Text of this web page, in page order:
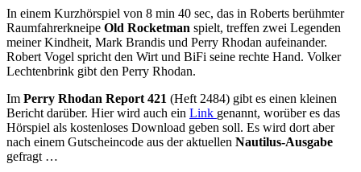
In einem Kurzhörspiel von 8 min 40 sec, das in Roberts berühmter
Raumfahrerkneipe Old Rocketman spielt, treffen zwei Legenden
meiner Kindheit, Mark Brandis und Perry Rhodan aufeinander.
Robert Vogel spricht den Wirt und BiFi seine rechte Hand. Volker
Lechtenbrink gibt den Perry Rhodan.
Im Perry Rhodan Report 421 (Heft 2484) gibt es einen kleinen
Bericht darüber. Hier wird auch ein Link genannt, worüber es das
Hörspiel als kostenloses Download geben soll. Es wird dort aber
nach einem Gutscheincode aus der aktuellen Nautilus-Ausgabe
gefragt …